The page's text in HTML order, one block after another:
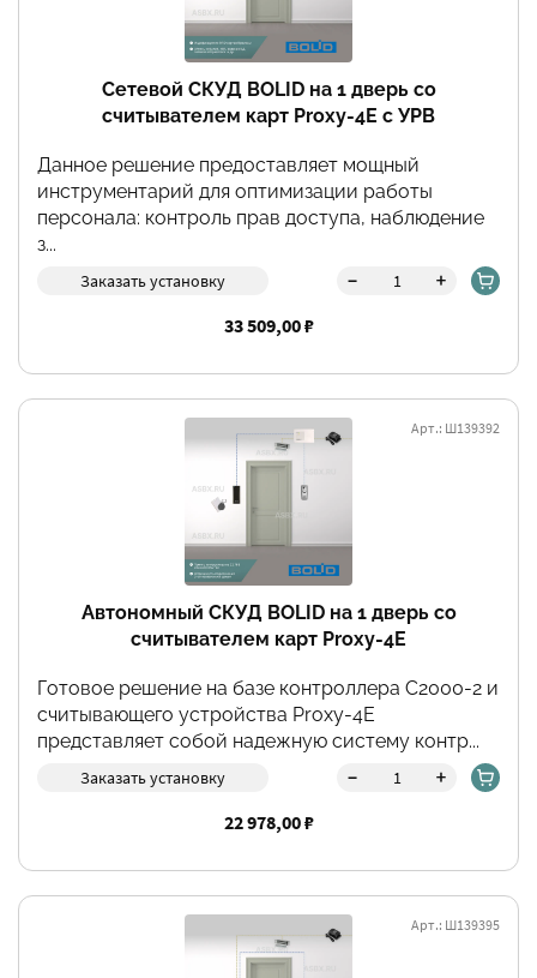
Сетевой СКУД BOLID на 1 дверь со
считывателем карт Proxy-4E с УРВ
Данное решение предоставляет мощный
инструментарий для оптимизации работы
персонала: контроль прав доступа, наблюдение
з...
Заказать установку - +
33 509,00 ₽
Автономный СКУД BOLID на 1 дверь со
считывателем карт Proxy-4E
Арт.: Ш139392
Готовое решение на базе контроллера C2000-2 и
считывающего устройства Proxy-4E
представляет собой надежную систему контр...
Заказать установку - +
22 978,00 ₽
Арт.: Ш139395